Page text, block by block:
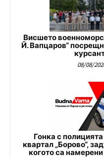
Висшето
Й. Вапцаров“
08/08/
Гонка с
квартал „Борово“,
когото са